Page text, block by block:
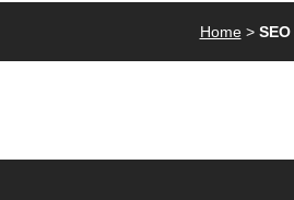
Home> SEO